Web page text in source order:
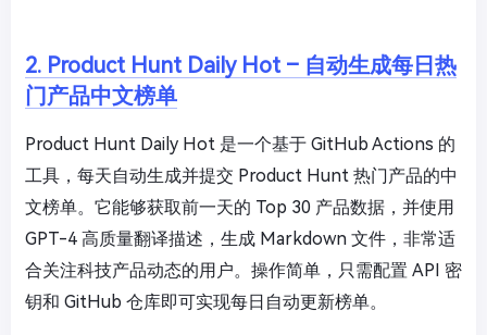
2. Product Hunt Daily Hot – 自动生成每日热
门产品中文榜单
Product Hunt Daily Hot 是一个基于 GitHub Actions 的
工具，每天自动生成并提交 Product Hunt 热门产品的中
文榜单。它能够获取前一天的 Top 30 产品数据，并使用
GPT-4 高质量翻译描述，生成 Markdown 文件，非常适
合关注科技产品动态的用户。操作简单，只需配置 API 密
钥和 GitHub 仓库即可实现每日自动更新榜单。